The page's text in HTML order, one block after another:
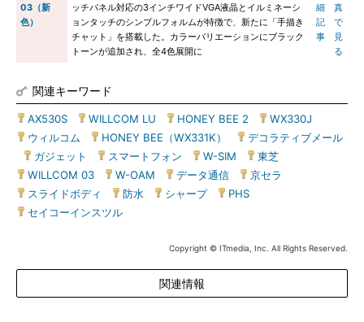
03（新
色）
ッチパネル対応の3インチワイドVGA液晶とイルミネーシ
ョンタッチのシンプルフォルムが特徴で、新たに「手描き
チャット」を搭載した。カラーバリエーションにブラック
トーンが追加され、全4色展開に
細
記
事
真
で
見
る
関連キーワード
AX530S WILLCOM LU HONEY BEE 2 WX330J
ウィルコム
HONEY BEE（WX331K）
デコラティブメール
ガジェット スマートフォン W-SIM 東芝
WILLCOM 03
W-OAM データ通信 京セラ
スライドボディ
防水 シャープ| PHS
セイコーインスツル
Copyright © ITmedia, Inc. All Rights Reserved.
関連情報